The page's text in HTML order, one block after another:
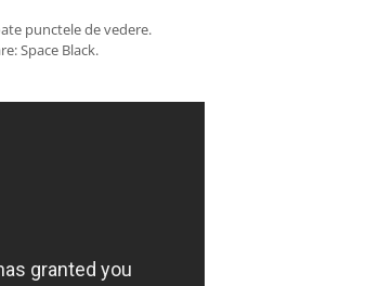
punctele de vedere.
Space Black.